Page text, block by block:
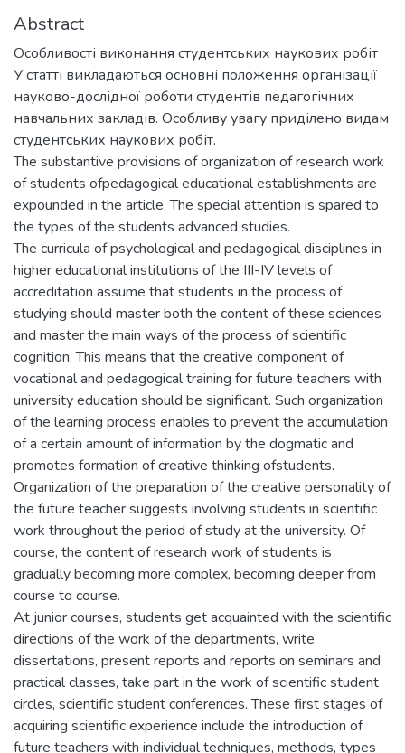
Abstract
Особливості виконання студентських наукових робіт
У статті викладаються основні положення організації
науково-дослідної роботи студентів педагогічних
навчальних закладів. Особливу увагу приділено видам
студентських наукових робіт.
The substantive provisions of organization of research work
of students ofpedagogical educational establishments are
expounded in the article. The special attention is spared to
the types of the students advanced studies.
The curricula of psychological and pedagogical disciplines in
higher educational institutions of the III-IV levels of
accreditation assume that students in the process of
studying should master both the content of these sciences
and master the main ways of the process of scientific
cognition. This means that the creative component of
vocational and pedagogical training for future teachers with
university education should be significant. Such organization
of the learning process enables to prevent the accumulation
of a certain amount of information by the dogmatic and
promotes formation of creative thinking ofstudents.
Organization of the preparation of the creative personality of
the future teacher suggests involving students in scientific
work throughout the period of study at the university. Of
course, the content of research work of students is
gradually becoming more complex, becoming deeper from
course to course.
At junior courses, students get acquainted with the scientific
directions of the work of the departments, write
dissertations, present reports and reports on seminars and
practical classes, take part in the work of scientific student
circles, scientific student conferences. These first stages of
acquiring scientific experience include the introduction of
future teachers with individual techniques, methods, types